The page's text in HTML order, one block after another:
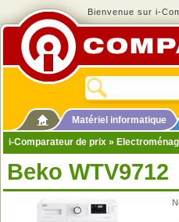
Bienvenue sur i-
Matériel informatique
i-Comparateur de prix »
Beko WTV9712